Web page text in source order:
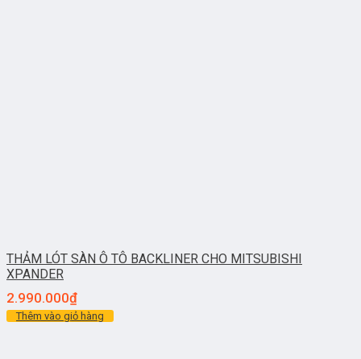
THẢM LÓT SÀN Ô TÔ BACKLINER CHO MITSUBISHI
XPANDER
2.990.000₫
Thêm vào giỏ hàng